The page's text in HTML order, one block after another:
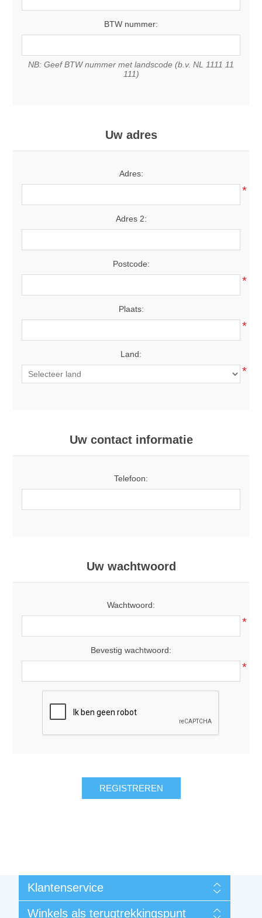
BTW nummer:
NB: Geef BTW nummer met landscode (b.v. NL 1111 11
111)
Uw adres
Adres:
*
Adres 2:
Postcode:
*
Plaats:
*
Land:
*
Uw contact informatie
Telefoon:
Uw wachtwoord
Wachtwoord:
*
Bevestig wachtwoord:
*
Klantenservice
Winkels als terugtrekkingspunt